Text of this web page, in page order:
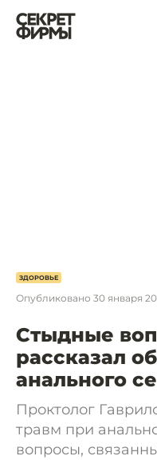
ЗДОРОВЬЕ
Опубликовано 30 января
Стыдные
рассказал
анального
Проктолог
травм при
вопросы,